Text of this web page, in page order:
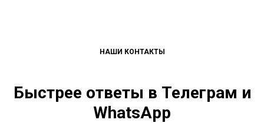
НАШИ КОНТАКТЫ
Быстрее ответы в Телеграм и
WhatsApp